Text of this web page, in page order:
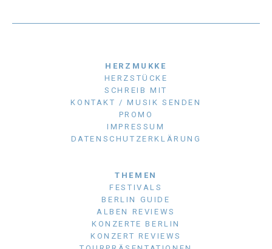
HERZMUKKE
HERZSTÜCKE
SCHREIB MIT
KONTAKT / MUSIK SENDEN
PROMO
IMPRESSUM
DATENSCHUTZERKLÄRUNG
THEMEN
FESTIVALS
BERLIN GUIDE
ALBEN REVIEWS
KONZERTE BERLIN
KONZERT REVIEWS